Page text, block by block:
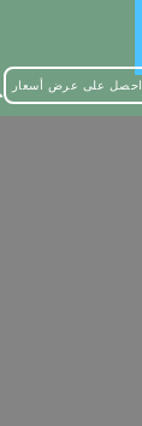
احصل على عرض أسعار